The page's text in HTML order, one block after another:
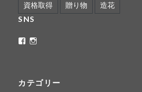
資格取得 贈り物 造花
SNS
ritaflower.calligraphy
ロ
フ
ロ
フ
カテゴリー